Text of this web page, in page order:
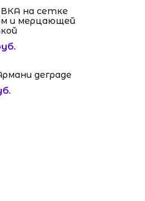
на сетке
и мерцающей
деграде